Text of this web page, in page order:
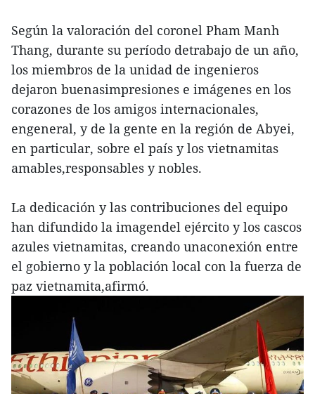
Según la valoración del coronel Pham Manh
Thang, durante su período detrabajo de un año,
los miembros de la unidad de ingenieros
dejaron buenasimpresiones e imágenes en los
corazones de los amigos internacionales,
engeneral, y de la gente en la región de Abyei,
en particular, sobre el país y los vietnamitas
amables,responsables y nobles.
La dedicación y las contribuciones del equipo
han difundido la imagendel ejército y los cascos
azules vietnamitas, creando unaconexión entre
el gobierno y la población local con la fuerza de
paz vietnamita,afirmó.